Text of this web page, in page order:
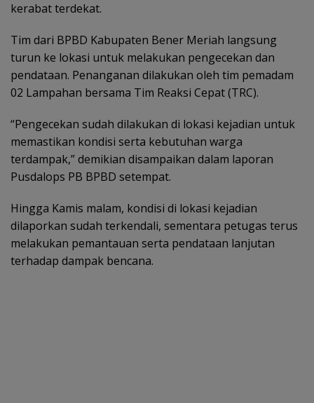
kerabat terdekat.
Tim dari BPBD Kabupaten Bener Meriah langsung
turun ke lokasi untuk melakukan pengecekan dan
pendataan. Penanganan dilakukan oleh tim pemadam
02 Lampahan bersama Tim Reaksi Cepat (TRC).
“Pengecekan sudah dilakukan di lokasi kejadian untuk
memastikan kondisi serta kebutuhan warga
terdampak,” demikian disampaikan dalam laporan
Pusdalops PB BPBD setempat.
Hingga Kamis malam, kondisi di lokasi kejadian
dilaporkan sudah terkendali, sementara petugas terus
melakukan pemantauan serta pendataan lanjutan
terhadap dampak bencana.